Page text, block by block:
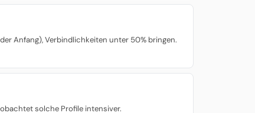
Anfang), Verbindlichkeiten unter 50% bringen.
solche Profile intensiver.